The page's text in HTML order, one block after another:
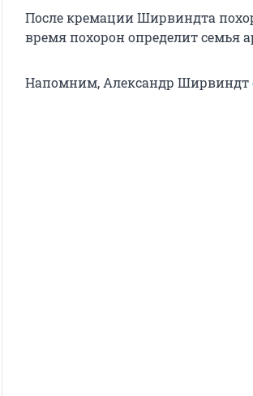
После кремации Ширвиндта
время похорон определит семья
Напомним, Александр Ширвиндт